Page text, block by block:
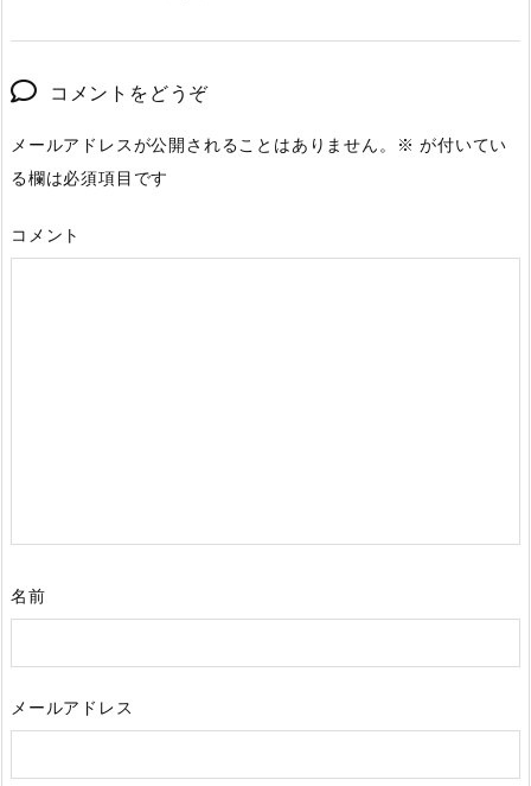
コメントをどうぞ
メールアドレスが公開されることはありません。 ※ が付いてい
る欄は必須項目です
コメント
名前
メールアドレス